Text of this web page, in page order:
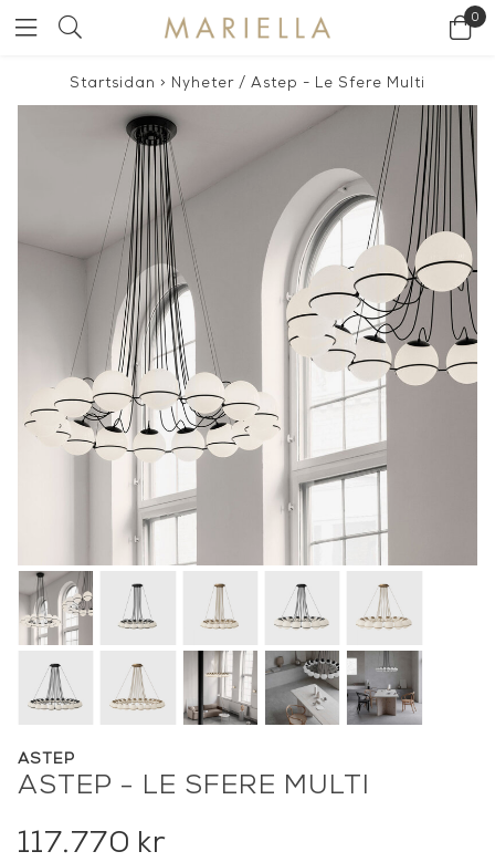
0
Startsidan > Nyheter / Astep - Le Sfere Multi
ASTEP
ASTEP - LE SFERE MULTI
117.770 kr